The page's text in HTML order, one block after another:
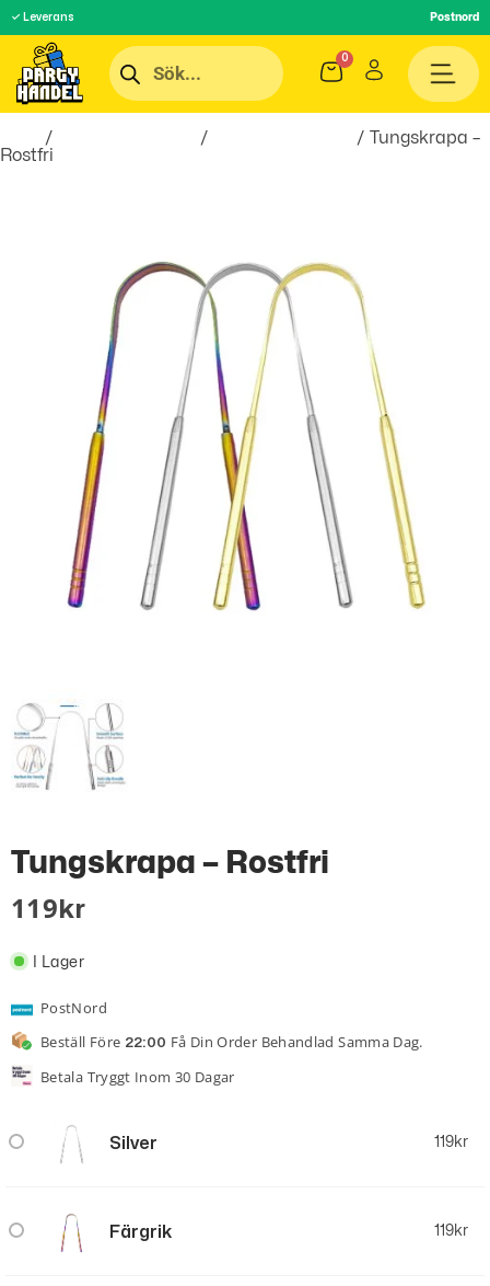
✓ Leverans Postnord
/ /
/ Tungskrapa –
Rostfri
Tungskrapa – Rostfri
119 Kr
I Lager
PostNord
Beställ Före 22:00 Få Din Order Behandlad Samma Dag.
Betala Tryggt Inom 30 Dagar
Silver 119kr
Färgrik 119kr